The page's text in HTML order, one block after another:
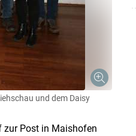
und dem Daisy
zur Post in Maishofen